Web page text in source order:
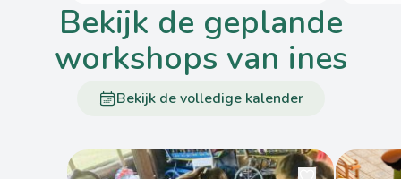
bekijk de geplande
workshops van ines
Bekijk de volledige kalender